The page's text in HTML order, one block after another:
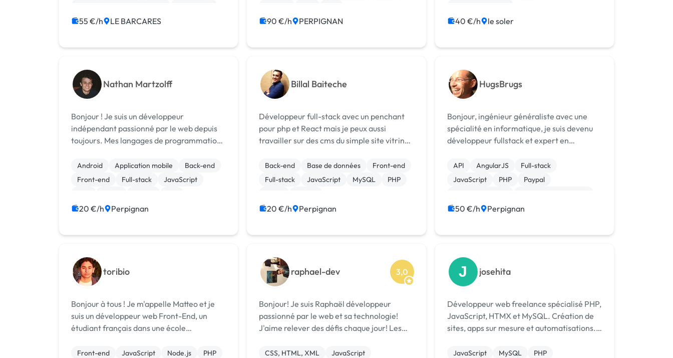
55 €/h LE BARCARES 90 €/h PERPIGNAN
Création de site internet
40 €/h le soler
Nathan Martzolff
Bonjour ! Je suis un développeur
indépendant passionné par le web depuis
toujours. Mes langages de programmation :
/ JQuery) - Dart (Flutter) - PHP - MySQL
Mes principales compétences : - UI...
Android Application mobile
Back-end
Front-end
Full-stack
JavaScript
20 €/h Perpignan
Billal Baiteche
Développeur full-stack avec un penchant
pour php et React mais je peux aussi
travailler sur des cms du simple site vitrine
d'extensions
Back-end Base de données
Front-end
Full-stack
JavaScript MySQL
PHP
20 €/h Perpignan
HugsBrugs
Bonjour, ingénieur généraliste avec une
spécialité en informatique, je suis devenu
développeur fullstack et expert en
je travaille sous linux, je développe en
principalement en PHP côté serveur mais
API AngularJS
Full-stack
JavaScript
PHP
Paypal
CSS, HTML, XML
Drupal
50 €/h Perpignan
toribio
Bonjour à tous ! Je m'appelle Matteo et je
suis un développeur web Front-End, un
étudiant français dans une école
que je travaille en tant que développeur
Front-end JavaScript Node.js
PHP
raphael-dev 3,0
Bonjour! Je suis Raphaël développeur
passionné par le web et sa technologie!
J'aime relever des défis chaque jour! Les
css/scss-js pour les templates de sites,
CSS, HTML, XML
JavaScript
J josehita
Développeur web freelance spécialisé PHP,
JavaScript, HTMX et MySQL. Création de
sites, apps sur mesure et automatisations.
JavaScript MySQL
PHP